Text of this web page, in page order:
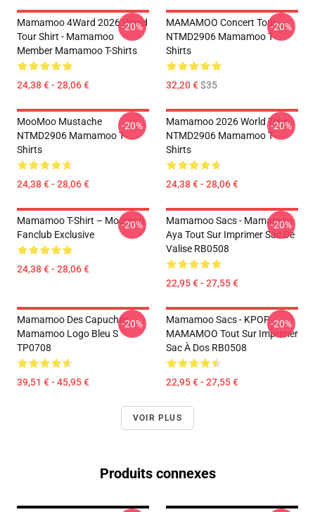
Mamamoo 4Ward 2026 World
Tour Shirt - Mamamoo
Member Mamamoo T-Shirts
24,38 € - 28,06 €
-20%
MAMAMOO Concert Tour
NTMD2906 Mamamoo T-
Shirts
32,20 €$35
-20%
MooMoo Mustache
NTMD2906 Mamamoo T-
Shirts
24,38 € - 28,06 €
-20%
Mamamoo 2026 World Tour
NTMD2906 Mamamoo T-
Shirts
24,38 € - 28,06 €
-20%
Mamamoo T-Shirt – Moomoo
Fanclub Exclusive
24,38 € - 28,06 €
-20%
Mamamoo Sacs - Mamamoo
Aya Tout Sur Imprimer Sac De
Valise RB0508
22,95 € - 27,55 €
-20%
Mamamoo Des Capuches...
Mamamoo Logo Bleu S
TP0708
39,51 € - 45,95 €
-20%
Mamamoo Sacs - KPOP
MAMAMOO Tout Sur Imprimer
Sac À Dos RB0508
22,95 € - 27,55 €
-20%
VOIR PLUS
Produits connexes